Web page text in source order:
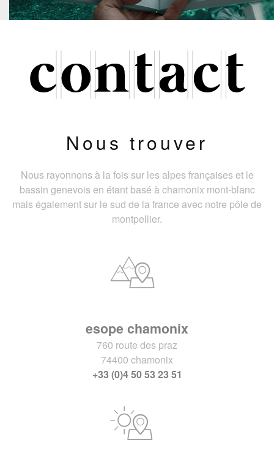
Nous trouver
Nous rayonnons à la fois sur les alpes françaises et le
bassin genevois en étant basé à chamonix mont-blanc
mais également sur le sud de la france avec notre pôle de
montpellier.
esope chamonix
760 route des praz
74400 chamonix
+33 (0)4 50 53 23 51